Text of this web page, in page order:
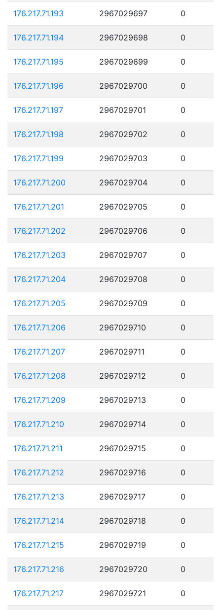
176.217.71.193 2967029697 0
176.217.71.194 2967029698 0
176.217.71.195 2967029699 0
176.217.71.196 2967029700 0
176.217.71.197 2967029701 0
176.217.71.198 2967029702 0
176.217.71.199 2967029703 0
176.217.71.200 2967029704 0
176.217.71.201 2967029705 0
176.217.71.202 2967029706 0
176.217.71.203 2967029707 0
176.217.71.204 2967029708 0
176.217.71.205 2967029709 0
176.217.71.206 2967029710 0
176.217.71.207 2967029711 0
176.217.71.208 2967029712 0
176.217.71.209 2967029713 0
176.217.71.210 2967029714 0
176.217.71.211 2967029715 0
176.217.71.212 2967029716 0
176.217.71.213 2967029717 0
176.217.71.214 2967029718 0
176.217.71.215 2967029719 0
176.217.71.216 2967029720 0
176.217.71.217 2967029721 0